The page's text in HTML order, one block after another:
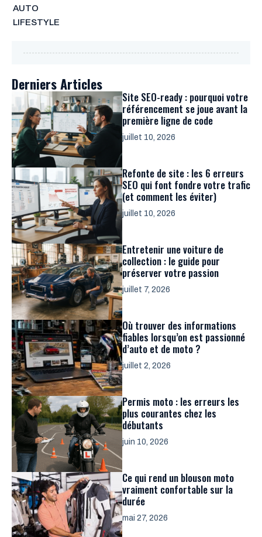
AUTO
LIFESTYLE
Derniers Articles
Site SEO-ready : pourquoi votre
référencement se joue avant la
première ligne de code
juillet 10, 2026
Refonte de site : les 6 erreurs
SEO qui font fondre votre trafic
(et comment les éviter)
juillet 10, 2026
Entretenir une voiture de
collection : le guide pour
préserver votre passion
juillet 7, 2026
Où trouver des informations
fiables lorsqu’on est passionné
d’auto et de moto ?
juillet 2, 2026
Permis moto : les erreurs les
plus courantes chez les
débutants
juin 10, 2026
Ce qui rend un blouson moto
vraiment confortable sur la
durée
mai 27, 2026